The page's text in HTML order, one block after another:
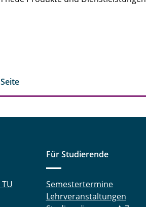
Für Studierende
Semestertermine
Lehrveranstaltungen